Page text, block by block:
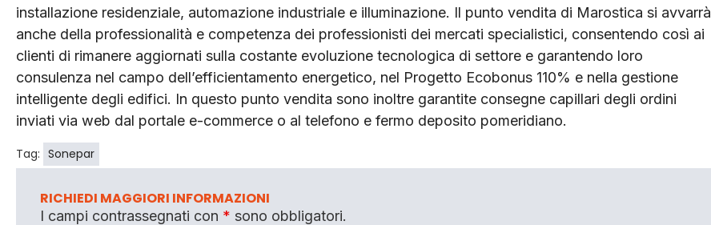
installazione residenziale, automazione industriale e illuminazione. Il punto vendita di Marostica si avvarrà
anche della professionalità e competenza dei professionisti dei mercati specialistici, consentendo così ai
clienti di rimanere aggiornati sulla costante evoluzione tecnologica di settore e garantendo loro
consulenza nel campo dell’efficientamento energetico, nel Progetto Ecobonus 110% e nella gestione
intelligente degli edifici. In questo punto vendita sono inoltre garantite consegne capillari degli ordini
inviati via web dal portale e-commerce o al telefono e fermo deposito pomeridiano.
Tag: Sonepar
RICHIEDI MAGGIORI INFORMAZIONI
I campi contrassegnati con * sono obbligatori.